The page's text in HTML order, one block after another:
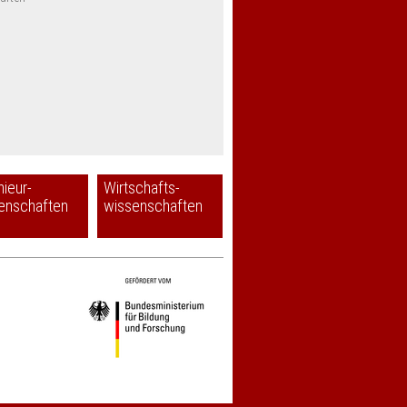
Wirtschafts-
wissenschaften